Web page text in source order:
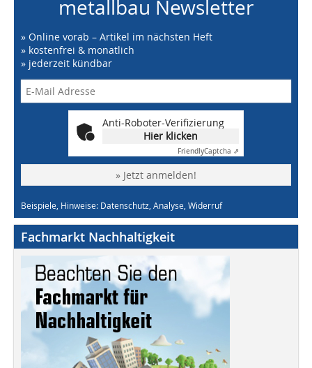
metallbau Newsletter
» Online vorab – Artikel im nächsten Heft
» kostenfrei & monatlich
» jederzeit kündbar
Anti-Roboter-Verifizierung
Hier klicken
FriendlyCaptcha ⇗
» Jetzt anmelden!
Beispiele, Hinweise: Datenschutz, Analyse, Widerruf
Fachmarkt Nachhaltigkeit